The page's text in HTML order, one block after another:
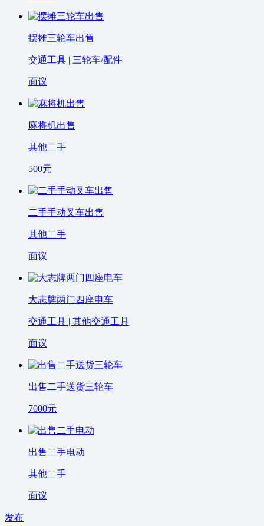
摆摊三轮车出售
交通工具 | 三轮车/配件
面议
麻将机出售
其他二手
500元
二手手动叉车出售
其他二手
面议
大志牌两门四座电车
交通工具 | 其他交通工具
面议
出售二手送货三轮车
7000元
出售二手电动
其他二手
面议
发布